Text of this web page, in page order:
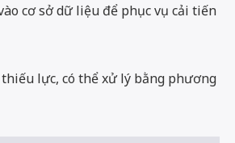
cơ sở dữ liệu để phục vụ cải tiến
lực, có thể xử lý bằng phương